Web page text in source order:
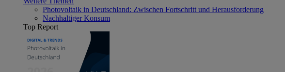
Photovoltaik in Deutschland: Zwischen Fortschritt und Herausforderung
Nachhaltiger Konsum
Top Report